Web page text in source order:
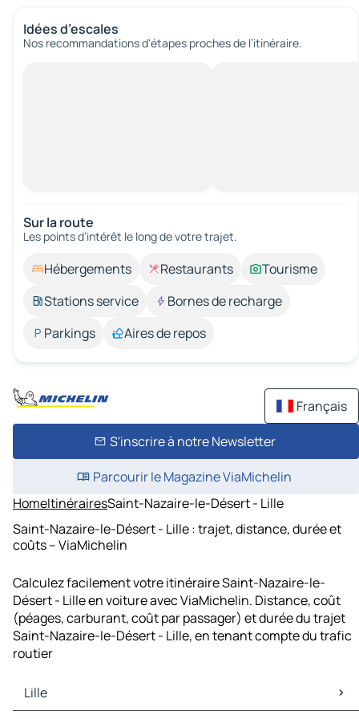
Idées d’escales
Nos recommandations d'étapes proches de l’itinéraire.
Sur la route
Les points d’intérêt le long de votre trajet.
Hébergements Restaurants
Tourisme
Stations service
Bornes de recharge
Parkings
Aires de repos
Français
S'inscrire à notre Newsletter
Parcourir le Magazine ViaMichelin
HomeItinérairesSaint-Nazaire-le-Désert - Lille
Saint-Nazaire-le-Désert - Lille : trajet, distance, durée et
coûts – ViaMichelin
Calculez facilement votre itinéraire Saint-Nazaire-le-
Désert - Lille en voiture avec ViaMichelin. Distance, coût
(péages, carburant, coût par passager) et durée du trajet
Saint-Nazaire-le-Désert - Lille, en tenant compte du trafic
routier
Lille